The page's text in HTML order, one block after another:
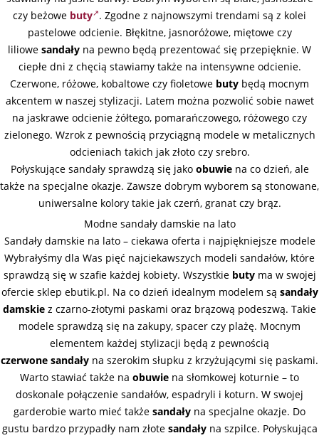
czy beżowe buty . Zgodne z najnowszymi trendami są z kolei
pastelowe odcienie. Błękitne, jasnoróżowe, miętowe czy
liliowe sandały na pewno będą prezentować się przepięknie. W
ciepłe dni z chęcią stawiamy także na intensywne odcienie.
Czerwone, różowe, kobaltowe czy fioletowe buty będą mocnym
akcentem w naszej stylizacji. Latem można pozwolić sobie nawet
na jaskrawe odcienie żółtego, pomarańczowego, różowego czy
zielonego. Wzrok z pewnością przyciągną modele w metalicznych
odcieniach takich jak złoto czy srebro.
Połyskujące sandały sprawdzą się jako obuwiena co dzień, ale
także na specjalne okazje. Zawsze dobrym wyborem są stonowane,
uniwersalne kolory takie jak czerń, granat czy brąz.
Modne sandały damskie na lato
Sandały damskie na lato – ciekawa oferta i najpiękniejsze modele
Wybrałyśmy dla Was pięć najciekawszych modeli sandałów, które
sprawdzą się w szafie każdej kobiety. Wszystkie butyma w swojej
ofercie sklep ebutik.pl. Na co dzień idealnym modelem są sandały
damskie z czarno-złotymi paskami oraz brązową podeszwą. Takie
modele sprawdzą się na zakupy, spacer czy plażę. Mocnym
elementem każdej stylizacji będą z pewnością
czerwone sandały na szerokim słupku z krzyżującymi się paskami.
Warto stawiać także na obuwie na słomkowej koturnie – to
doskonale połączenie sandałów, espadryli i koturn. W swojej
garderobie warto mieć także sandały na specjalne okazje. Do
gustu bardzo przypadły nam złote sandałyna szpilce. Połyskująca